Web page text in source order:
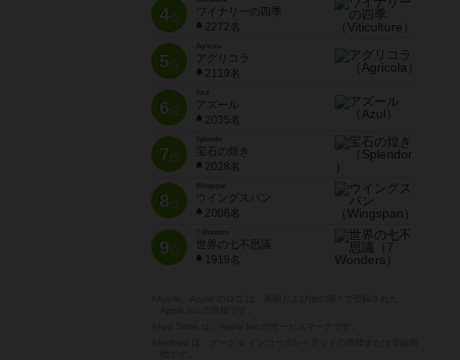
4位
ワイナリーの四季
2272名
5位
Agricola
アグリコラ
2119名
6位
Azul
アズール
2035名
7位
宝石の煌き
2028名
8位
Wingspan
ウイングスパン
2006名
9位
7 Wonders
世界の七不思議
1919名